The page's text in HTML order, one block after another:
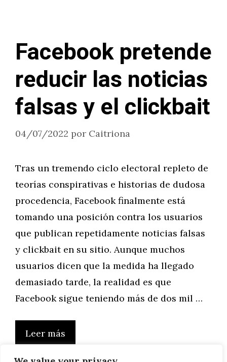
Facebook pretende
reducir las noticias
falsas y el clickbait
04/07/2022 por Caitriona
Tras un tremendo ciclo electoral repleto de
teorías conspirativas e historias de dudosa
procedencia, Facebook finalmente está
tomando una posición contra los usuarios
que publican repetidamente noticias falsas
y clickbait en su sitio. Aunque muchos
usuarios dicen que la medida ha llegado
demasiado tarde, la realidad es que
Facebook sigue teniendo más de dos mil …
Leer más